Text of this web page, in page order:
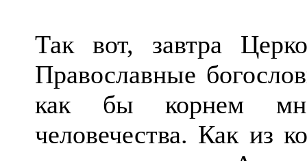
Так вот, завтра
Православные
как бы корнем
человечества. Как из